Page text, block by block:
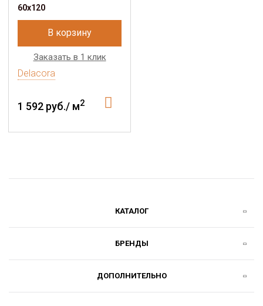
60х120
В корзину
Заказать в 1 клик
Delacora
1 592 руб./ м2
КАТАЛОГ
БРЕНДЫ
ДОПОЛНИТЕЛЬНО